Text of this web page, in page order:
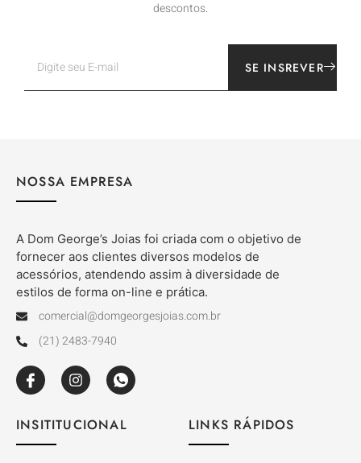
descontos.
SE INSREVER
NOSSA EMPRESA
A Dom George’s Joias foi criada com o objetivo de
fornecer aos clientes diversos modelos de
acessórios, atendendo assim à diversidade de
estilos de forma on-line e prática.
comercial@domgeorgesjoias.com.br
(21) 2483-7940
INSITITUCIONAL LINKS RÁPIDOS